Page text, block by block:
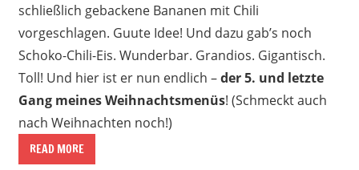
schließlich gebackene Bananen mit Chili
vorgeschlagen. Guute Idee! Und dazu gab’s noch
Schoko-Chili-Eis. Wunderbar. Grandios. Gigantisch.
Toll! Und hier ist er nun endlich –der 5. und letzte
Gang meines Weihnachtsmenüs! (Schmeckt auch
nach Weihnachten noch!)
READ MORE